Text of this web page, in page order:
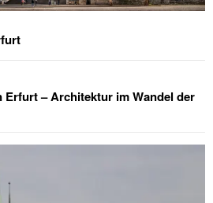
Erfurt – Architektur im Wandel der